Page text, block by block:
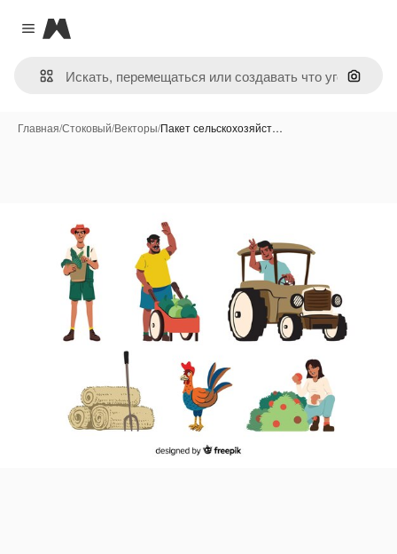
Close menu
Magnific
Поиск
Главная/Стоковый/Векторы/Пакет сельскохозяйст…